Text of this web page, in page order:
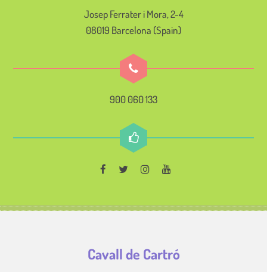
Josep Ferrater i Mora, 2-4
08019 Barcelona (Spain)
900 060 133
Cavall de Cartró